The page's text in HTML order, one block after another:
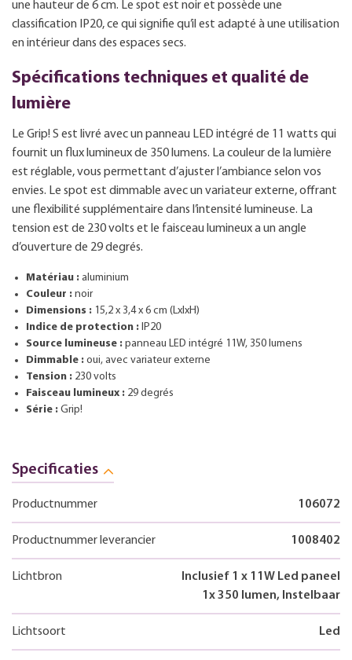
une hauteur de 6 cm. Le spot est noir et possède une
classification IP20, ce qui signifie qu’il est adapté à une utilisation
en intérieur dans des espaces secs.
Spécifications techniques et qualité de
lumière
Le Grip! S est livré avec un panneau LED intégré de 11 watts qui
fournit un flux lumineux de 350 lumens. La couleur de la lumière
est réglable, vous permettant d’ajuster l’ambiance selon vos
envies. Le spot est dimmable avec un variateur externe, offrant
une flexibilité supplémentaire dans l’intensité lumineuse. La
tension est de 230 volts et le faisceau lumineux a un angle
d’ouverture de 29 degrés.
Matériau : aluminium
Couleur : noir
Dimensions : 15,2 x 3,4 x 6 cm (LxlxH)
Indice de protection : IP20
Source lumineuse : panneau LED intégré 11W, 350 lumens
Dimmable : oui, avec variateur externe
Tension : 230 volts
Faisceau lumineux : 29 degrés
Série : Grip!
Specificaties
Productnummer 106072
Productnummer leverancier 1008402
Lichtbron
Inclusief 1 x 11W Led paneel
1x 350 lumen, Instelbaar
Lichtsoort Led